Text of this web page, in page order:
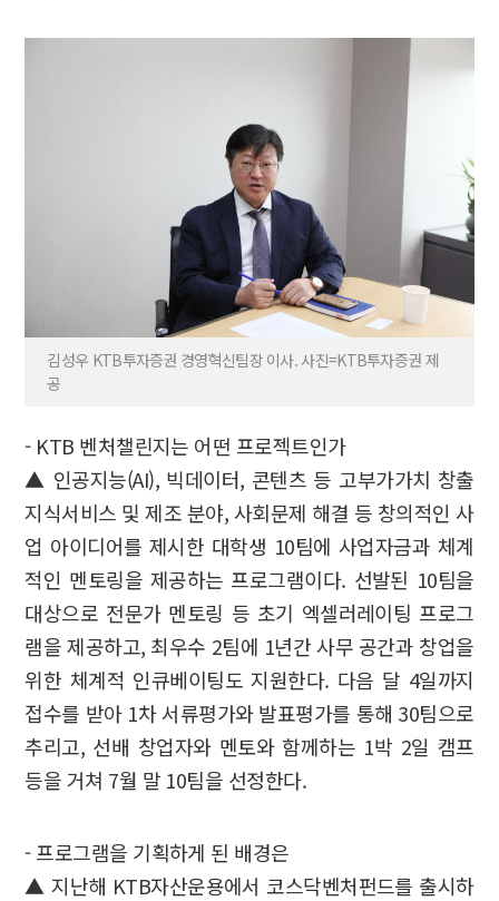
김성우 KTB투자증권 경영혁신팀장 이사. 사진=KTB투자증권 제
공
- KTB 벤처챌린지는 어떤 프로젝트인가
▲ 인공지능(AI), 빅데이터, 콘텐츠 등 고부가가치 창출
지식서비스 및 제조 분야, 사회문제 해결 등 창의적인 사
업 아이디어를 제시한 대학생 10팀에 사업자금과 체계
적인 멘토링을 제공하는 프로그램이다. 선발된 10팀을
대상으로 전문가 멘토링 등 초기 엑셀러레이팅 프로그
램을 제공하고, 최우수 2팀에 1년간 사무 공간과 창업을
위한 체계적 인큐베이팅도 지원한다. 다음 달 4일까지
접수를 받아 1차 서류평가와 발표평가를 통해 30팀으로
추리고, 선배 창업자와 멘토와 함께하는 1박 2일 캠프
등을 거쳐 7월 말 10팀을 선정한다.
- 프로그램을 기획하게 된 배경은
▲ 지난해 KTB자산운용에서 코스닥벤처펀드를 출시하